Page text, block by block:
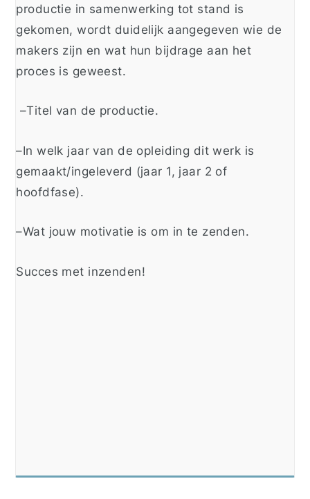
productie in samenwerking tot stand is
gekomen, wordt duidelijk aangegeven wie de
makers zijn en wat hun bijdrage aan het
proces is geweest.
–Titel van de productie.
–In welk jaar van de opleiding dit werk is
gemaakt/ingeleverd (jaar 1, jaar 2 of
hoofdfase).
–Wat jouw motivatie is om in te zenden.
Succes met inzenden!